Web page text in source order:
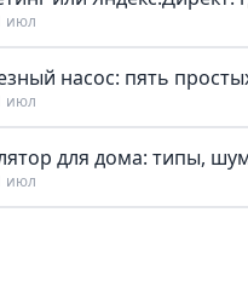
июл
насос: пять
июл
для дома: типы,
июл